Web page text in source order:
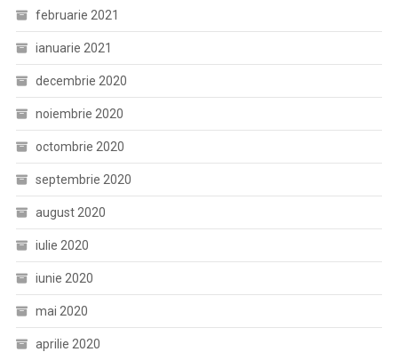
februarie 2021
ianuarie 2021
decembrie 2020
noiembrie 2020
octombrie 2020
septembrie 2020
august 2020
iulie 2020
iunie 2020
mai 2020
aprilie 2020